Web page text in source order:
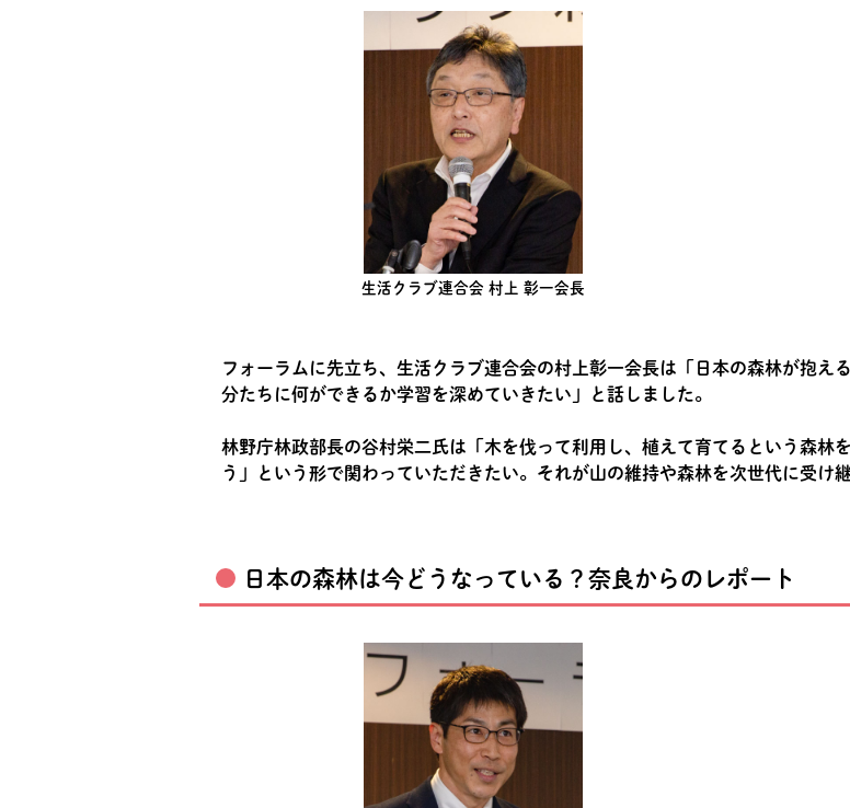
生活クラブ連合会 村上 彰一会長
フォーラムに先立ち、生活クラブ連合会の村上彰一会長は「日本の森林が抱え
分たちに何ができるか学習を深めていきたい」と話しました。
林野庁林政部長の谷村栄二氏は「木を伐って利用し、植えて育てるという森林
う」という形で関わっていただきたい。それが山の維持や森林を次世代に受け
日本の森林は今どうなっている？奈良からのレポート